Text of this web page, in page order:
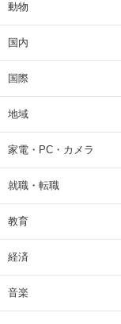
動物
国内
国際
地域
家電・PC・カメラ
就職・転職
教育
経済
音楽